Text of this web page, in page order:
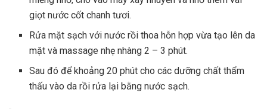
giọt nước cốt chanh tươi.
Rửa mặt sạch với nước rồi thoa hỗn hợp vừa tạo lên da
mặt và massage nhẹ nhàng 2 – 3 phút.
Sau đó để khoảng 20 phút cho các dưỡng chất thẩm
thấu vào da rồi rửa lại bằng nước sạch.